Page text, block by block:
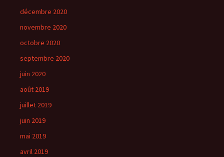
décembre 2020
novembre 2020
octobre 2020
septembre 2020
juin 2020
août 2019
juillet 2019
juin 2019
mai 2019
avril 2019